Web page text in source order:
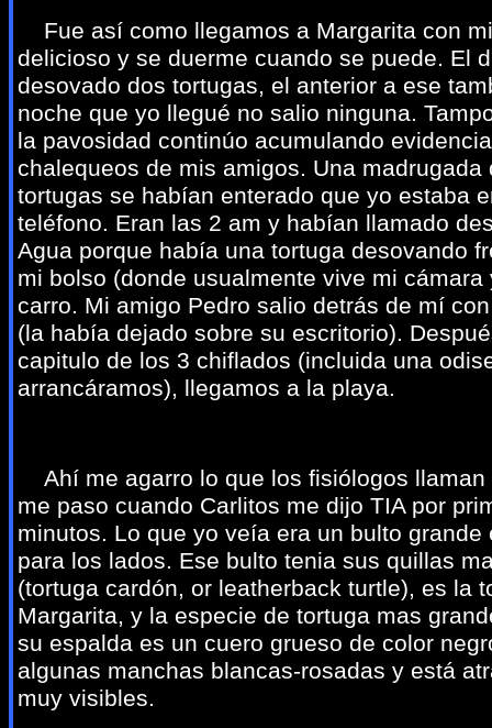
Fue así como llegamos a Margarita con
delicioso y se duerme cuando se puede. El
desovado dos tortugas, el anterior a ese
noche que yo llegué no salio ninguna.
la pavosidad continúo acumulando
chalequeos de mis amigos. Una
tortugas se habían enterado que yo estaba
teléfono. Eran las 2 am y habían llamado
Agua porque había una tortuga desovando
mi bolso (donde usualmente vive mi
carro. Mi amigo Pedro salio detrás de mí
(la había dejado sobre su escritorio).
capitulo de los 3 chiflados (incluida una
arrancáramos), llegamos a la playa.
Ahí me agarro lo que los fisiólogos
me paso cuando Carlitos me dijo TIA por
minutos. Lo que yo veía era un bulto
para los lados. Ese bulto tenia sus quillas
(tortuga cardón, or leatherback turtle), es la
Margarita, y la especie de tortuga mas
su espalda es un cuero grueso de color
algunas manchas blancas-rosadas y está
muy visibles.